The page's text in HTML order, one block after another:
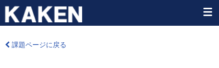
課題ページに戻る